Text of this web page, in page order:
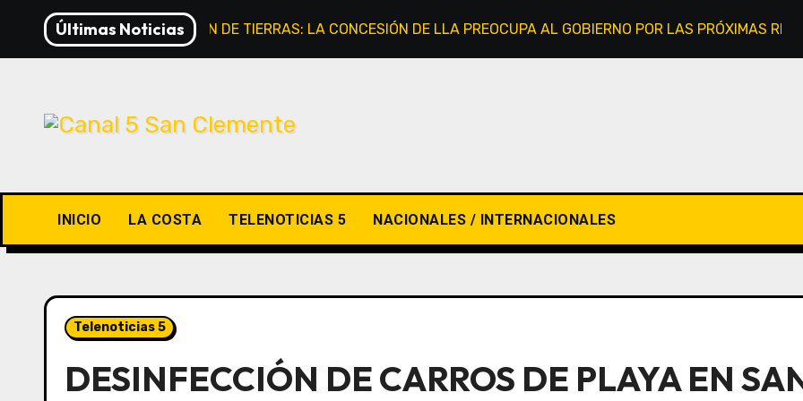
contenido
Últimas Noticias
EXTRANJERIZACIÓN DE TIERRAS: LA CONCESIÓN DE LLA PREOCUPA AL GOBIERNO POR LAS PRÓXIMAS
INICIO LA COSTA TELENOTICIAS 5 NACIONALES / INTERNACIONALES
Telenoticias 5
DESINFECCIÓN DE CARROS DE PLAYA EN